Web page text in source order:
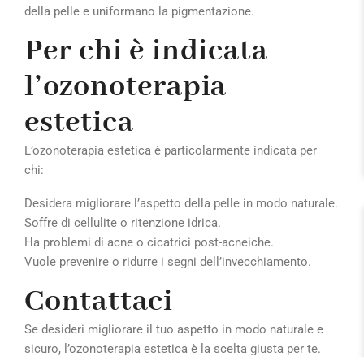
della pelle e uniformano la pigmentazione.
Per chi è indicata
l’ozonoterapia
estetica
L’ozonoterapia estetica è particolarmente indicata per
chi:
Desidera migliorare l’aspetto della pelle in modo naturale.
Soffre di cellulite o ritenzione idrica.
Ha problemi di acne o cicatrici post-acneiche.
Vuole prevenire o ridurre i segni dell’invecchiamento.
Contattaci
Se desideri migliorare il tuo aspetto in modo naturale e
sicuro, l’ozonoterapia estetica è la scelta giusta per te.